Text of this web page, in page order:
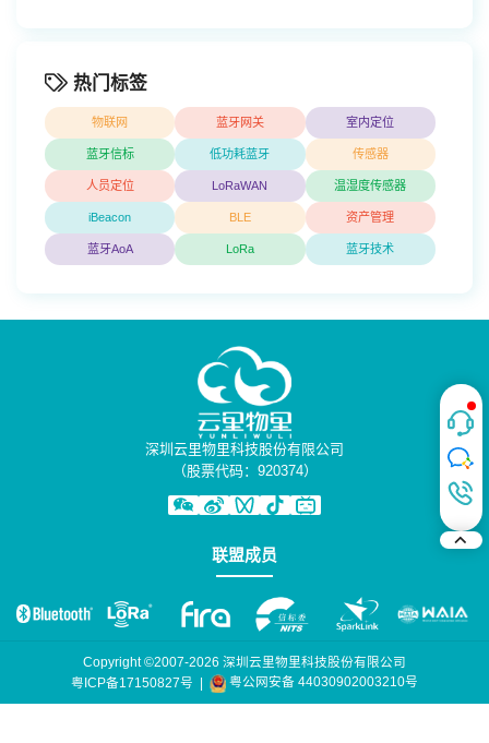
热门标签
物联网 蓝牙网关 室内定位
蓝牙信标 低功耗蓝牙 传感器
人员定位 LoRaWAN 温湿度传感器
iBeacon BLE 资产管理
蓝牙AoA LoRa 蓝牙技术
深圳云里物里科技股份有限公司
（股票代码：920374）
联盟成员
Copyright ©2007-2026 深圳云里物里科技股份有限公司
粤ICP备17150827号 | 粤公网安备 44030902003210号